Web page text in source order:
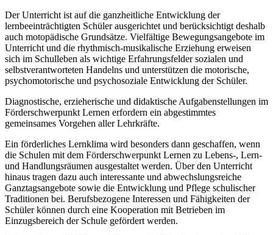
Der Unterricht ist auf die ganzheitliche Entwicklung der
lernbeeinträchtigten Schüler ausgerichtet und berücksichtigt deshalb
auch motopädische Grundsätze. Vielfältige Bewegungsangebote im
Unterricht und die rhythmisch-musikalische Erziehung erweisen
sich im Schulleben als wichtige Erfahrungsfelder sozialen und
selbstverantworteten Handelns und unterstützen die motorische,
psychomotorische und psychosoziale Entwicklung der Schüler.
Diagnostische, erzieherische und didaktische Aufgabenstellungen im
Förderschwerpunkt Lernen erfordern ein abgestimmtes
gemeinsames Vorgehen aller Lehrkräfte.
Ein förderliches Lernklima wird besonders dann geschaffen, wenn
die Schulen mit dem Förderschwerpunkt Lernen zu Lebens-, Lern-
und Handlungsräumen ausgestaltet werden. Über den Unterricht
hinaus tragen dazu auch interessante und abwechslungsreiche
Ganztagsangebote sowie die Entwicklung und Pflege schulischer
Traditionen bei. Berufsbezogene Interessen und Fähigkeiten der
Schüler können durch eine Kooperation mit Betrieben im
Einzugsbereich der Schule gefördert werden.